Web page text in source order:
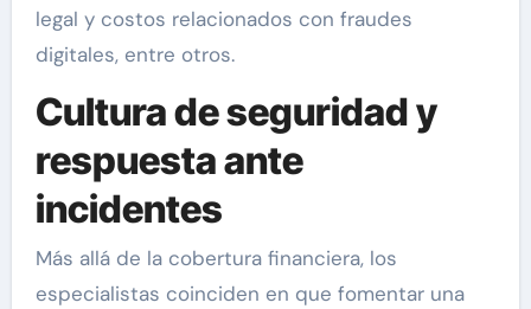
legal y costos relacionados con fraudes
digitales, entre otros.
Cultura de seguridad y
respuesta ante
incidentes
Más allá de la cobertura financiera, los
especialistas coinciden en que fomentar una